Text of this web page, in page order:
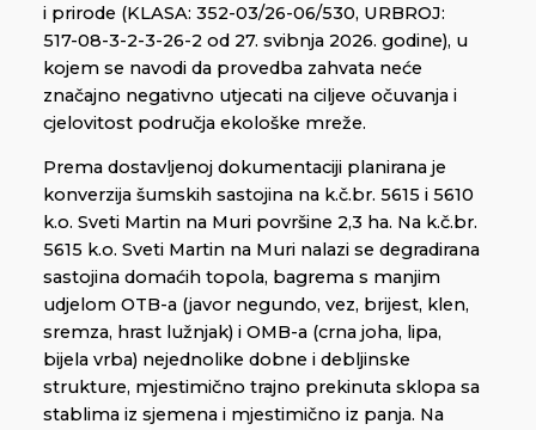
i prirode (KLASA: 352-03/26-06/530, URBROJ:
517-08-3-2-3-26-2 od 27. svibnja 2026. godine), u
kojem se navodi da provedba zahvata neće
značajno negativno utjecati na ciljeve očuvanja i
cjelovitost područja ekološke mreže.
Prema dostavljenoj dokumentaciji planirana je
konverzija šumskih sastojina na k.č.br. 5615 i 5610
k.o. Sveti Martin na Muri površine 2,3 ha. Na k.č.br.
5615 k.o. Sveti Martin na Muri nalazi se degradirana
sastojina domaćih topola, bagrema s manjim
udjelom OTB-a (javor negundo, vez, brijest, klen,
sremza, hrast lužnjak) i OMB-a (crna joha, lipa,
bijela vrba) nejednolike dobne i debljinske
strukture, mjestimično trajno prekinuta sklopa sa
stablima iz sjemena i mjestimično iz panja. Na